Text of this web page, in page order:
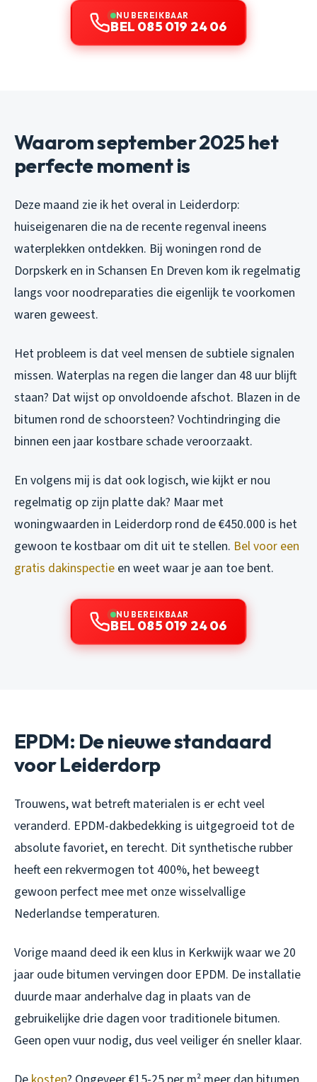
NU BEREIKBAAR
BEL 085 019 24 06
Waarom september 2025 het
perfecte moment is
Deze maand zie ik het overal in Leiderdorp:
huiseigenaren die na de recente regenval ineens
waterplekken ontdekken. Bij woningen rond de
Dorpskerk en in Schansen En Dreven kom ik regelmatig
langs voor noodreparaties die eigenlijk te voorkomen
waren geweest.
Het probleem is dat veel mensen de subtiele signalen
missen. Waterplas na regen die langer dan 48 uur blijft
staan? Dat wijst op onvoldoende afschot. Blazen in de
bitumen rond de schoorsteen? Vochtindringing die
binnen een jaar kostbare schade veroorzaakt.
En volgens mij is dat ook logisch, wie kijkt er nou
regelmatig op zijn platte dak? Maar met
woningwaarden in Leiderdorp rond de €450.000 is het
gewoon te kostbaar om dit uit te stellen. Bel voor een
gratis dakinspectie en weet waar je aan toe bent.
NU BEREIKBAAR
BEL 085 019 24 06
EPDM: De nieuwe standaard
voor Leiderdorp
Trouwens, wat betreft materialen is er echt veel
veranderd. EPDM-dakbedekking is uitgegroeid tot de
absolute favoriet, en terecht. Dit synthetische rubber
heeft een rekvermogen tot 400%, het beweegt
gewoon perfect mee met onze wisselvallige
Nederlandse temperaturen.
Vorige maand deed ik een klus in Kerkwijk waar we 20
jaar oude bitumen vervingen door EPDM. De installatie
duurde maar anderhalve dag in plaats van de
gebruikelijke drie dagen voor traditionele bitumen.
Geen open vuur nodig, dus veel veiliger én sneller klaar.